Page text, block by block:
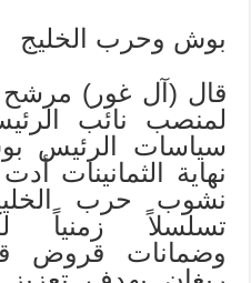
بوش وحرب الخليج
قال (آل غور) مرشح
لمنصب نائب
سياسات الرئيس
نهاية الثمانينات
نشوب حرب
تسلسلاً زمنياً
وضمانات قروض